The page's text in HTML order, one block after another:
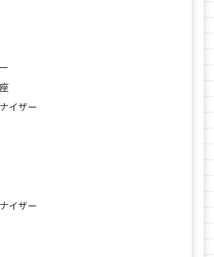
イザー
イザー